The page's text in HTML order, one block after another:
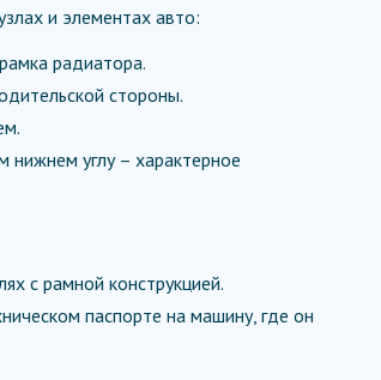
и элементах авто:
радиатора.
стороны.
углу – характерное
с рамной конструкцией.
паспорте на машину, где он